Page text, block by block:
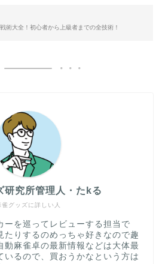
術大全！初心者から上級者までの全技術！
雀グッズに詳しい人
研究所管理人・たkる
ーを巡ってレビューする担当で
たりするのめっちゃ好きなので趣
動麻雀卓の最新情報などは大体最
いるので、買おうかなという方は